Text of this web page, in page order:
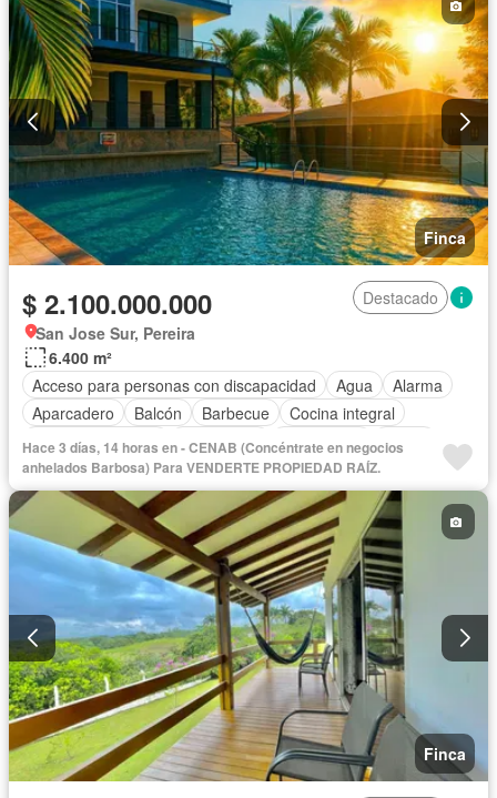
Patio
Área infantil
Vigilante
Acceso para personas con discapacidad
Jardín
Barbecue
Gimnasio Sauna
Seguridad privada
Piscina
Wifi Caseta de vigilancia
Finca
$ 2.100.000.000
Destacado
San Jose Sur, Pereira
6.400 m²
Acceso para personas con discapacidad
Agua
Alarma
Aparcadero
Balcón Barbecue
Cocina integral
Cuarto de servicio
Electricidad Gas natural
Jardín
Piscina
Vigilante Vista panorámica
Hace 3 días, 14 horas en - CENAB (Concéntrate en negocios
anhelados Barbosa) Para VENDERTE PROPIEDAD RAÍZ.
Finca